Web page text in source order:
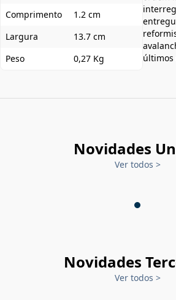
Comprimento
1.2 cm
Largura
13.7 cm
Peso
0,27 Kg
últimos
Novidades
Ver todos >
Novidades
Ver todos >